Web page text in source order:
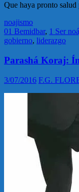
Que haya pronto
noajismo
01 Bemidbar, 1 Ser
gobierno, liderazgo
Parashá Koraj:
3/07/2016 F.G.